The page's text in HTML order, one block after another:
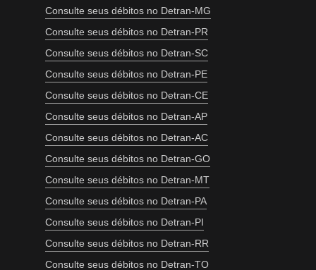
Consulte seus débitos no Detran-MG
Consulte seus débitos no Detran-PR
Consulte seus débitos no Detran-SC
Consulte seus débitos no Detran-PE
Consulte seus débitos no Detran-CE
Consulte seus débitos no Detran-AP
Consulte seus débitos no Detran-AC
Consulte seus débitos no Detran-GO
Consulte seus débitos no Detran-MT
Consulte seus débitos no Detran-PA
Consulte seus débitos no Detran-PI
Consulte seus débitos no Detran-RR
Consulte seus débitos no Detran-TO